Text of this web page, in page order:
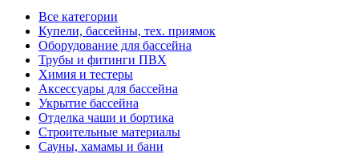
Все категории
Купели, бассейны, тех. приямок
Оборудование для бассейна
Трубы и фитинги ПВХ
Химия и тестеры
Аксессуары для бассейна
Укрытие бассейна
Отделка чаши и бортика
Строительные материалы
Сауны, хамамы и бани